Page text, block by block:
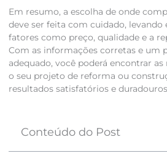
Em resumo, a escolha de onde
deve ser feita com cuidado, levando
fatores como preço, qualidade e a
Com as informações corretas e um
adequado, você poderá encontrar
o seu projeto de reforma ou
resultados satisfatórios e
Conteúdo do Post